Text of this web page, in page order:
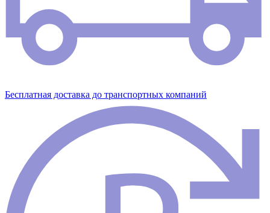
Бесплатная доставка до транспортных компаний